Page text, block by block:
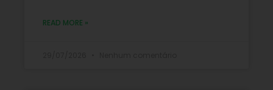
READ MORE »